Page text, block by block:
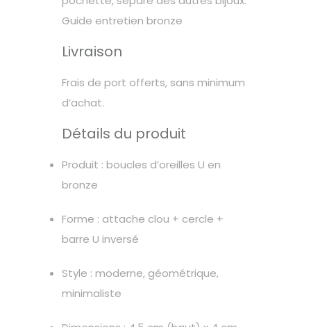
Guide entretien bronze
Livraison
Frais de port offerts, sans minimum
d’achat.
Détails du produit
Produit : boucles d’oreilles U en
bronze
Forme : attache clou + cercle +
barre U inversé
Style : moderne, géométrique,
minimaliste